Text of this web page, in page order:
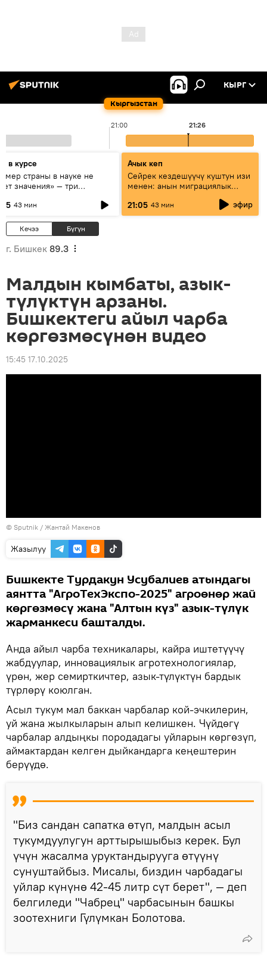
Кыргызстан
КЫРГ
21:00 21:26
в курсе
страны в науке не
значения» — три
и Кыргызстана в
43 мин
Ачык кеп
Сейрек кездешүүчү куштун изи
менен: анын миграциялык
жолу эмнеден кабар берет?
21:05 43 мин эфир
Кечээ Бүгүн
г. Бишкек 89.3
Малдын кымбаты, азык-
түлүктүн арзаны.
Бишкектеги айыл чарба
көргөзмөсүнөн видео
15:45 17.10.2025
© Sputnik / Жантай Макенов
Жазылуу
Бишкекте Турдакун Усубалиев атындагы
аянтта "АгроТехЭкспо-2025" агроөнөр жай
көргөзмөсү жана "Алтын күз" азык-түлүк
жарманкеси башталды.
Анда айыл чарба техникалары, кайра иштетүүчү
жабдуулар, инновациялык агротехнологиялар,
үрөн, жер семирткичтер, азык-түлүктүн бардык
түрлөрү коюлган.
Асыл тукум мал баккан чарбалар кой-эчкилерин,
уй жана жылкыларын алып келишкен. Чүйдөгү
чарбалар алдыңкы породадагы уйларын көргөзүп,
аймактардан келген дыйкандарга кеңештерин
берүүдө.
"Биз сандан сапатка өтүп, малдын асыл
тукумдуулугун арттырышыбыз керек. Бул
үчүн жасалма уруктандырууга өтүүнү
сунуштайбыз. Мисалы, биздин чарбадагы
уйлар күнүнө 42-45 литр сүт берет", — деп
белгиледи "Чабрец" чарбасынын башкы
зоотехниги Гүлүмкан Болотова.